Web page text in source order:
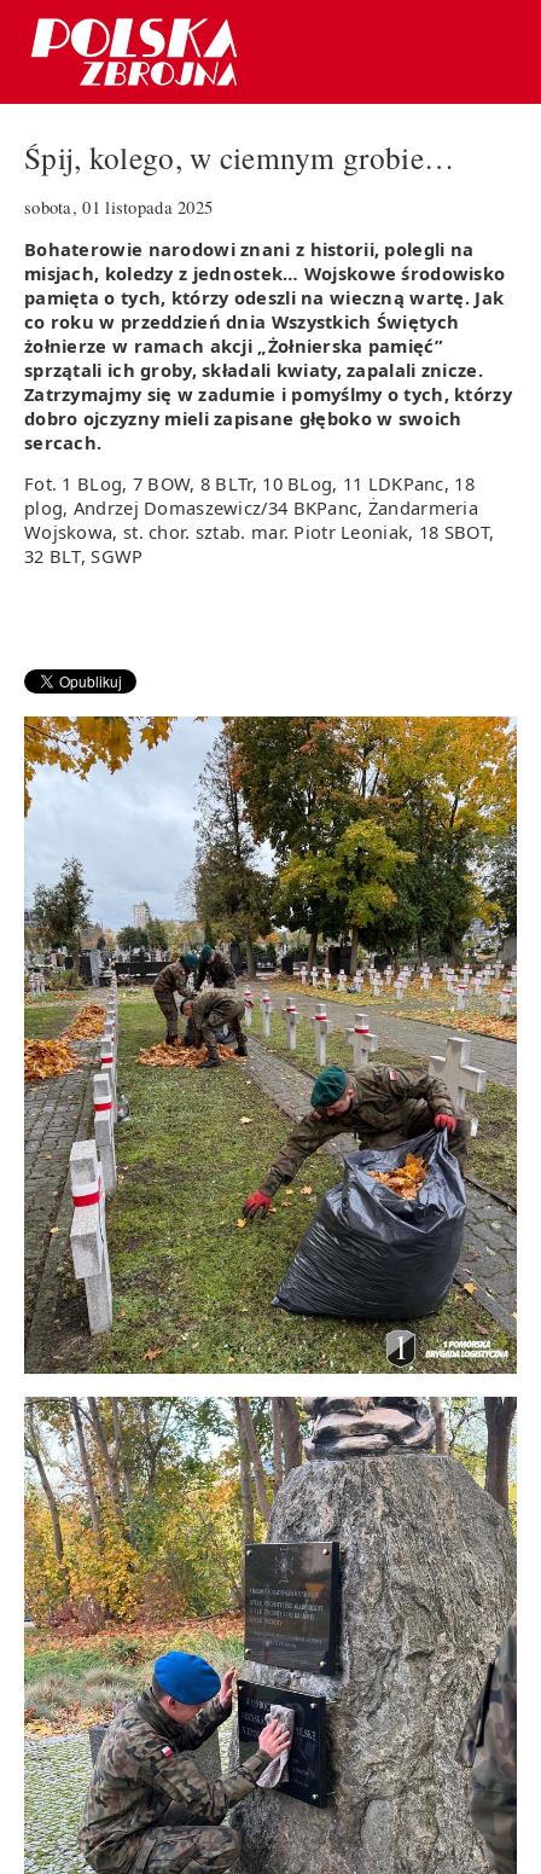
Śpij, kolego, w ciemnym grobie…
sobota, 01 listopada 2025
Bohaterowie narodowi znani z historii, polegli na
misjach, koledzy z jednostek… Wojskowe środowisko
pamięta o tych, którzy odeszli na wieczną wartę. Jak
co roku w przeddzień dnia Wszystkich Świętych
żołnierze w ramach akcji „Żołnierska pamięć”
sprzątali ich groby, składali kwiaty, zapalali znicze.
Zatrzymajmy się w zadumie i pomyślmy o tych, którzy
dobro ojczyzny mieli zapisane głęboko w swoich
sercach.
Fot. 1 BLog, 7 BOW, 8 BLTr, 10 BLog, 11 LDKPanc, 18
plog, Andrzej Domaszewicz/34 BKPanc, Żandarmeria
Wojskowa, st. chor. sztab. mar. Piotr Leoniak, 18 SBOT,
32 BLT, SGWP